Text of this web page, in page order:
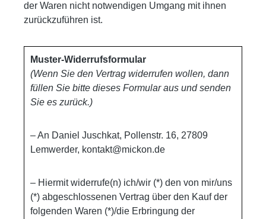
der Waren nicht notwendigen Umgang mit ihnen
zurückzuführen ist.
Muster-Widerrufsformular
(Wenn Sie den Vertrag widerrufen wollen, dann
füllen Sie bitte dieses Formular aus und senden
Sie es zurück.)
– An Daniel Juschkat, Pollenstr. 16, 27809
Lemwerder, kontakt@mickon.de
– Hiermit widerrufe(n) ich/wir (*) den von mir/uns
(*) abgeschlossenen Vertrag über den Kauf der
folgenden Waren (*)/die Erbringung der